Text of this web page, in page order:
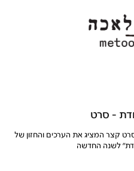
- סרט
קצר המציג את הערכים והחזון של
לשנה החדשה